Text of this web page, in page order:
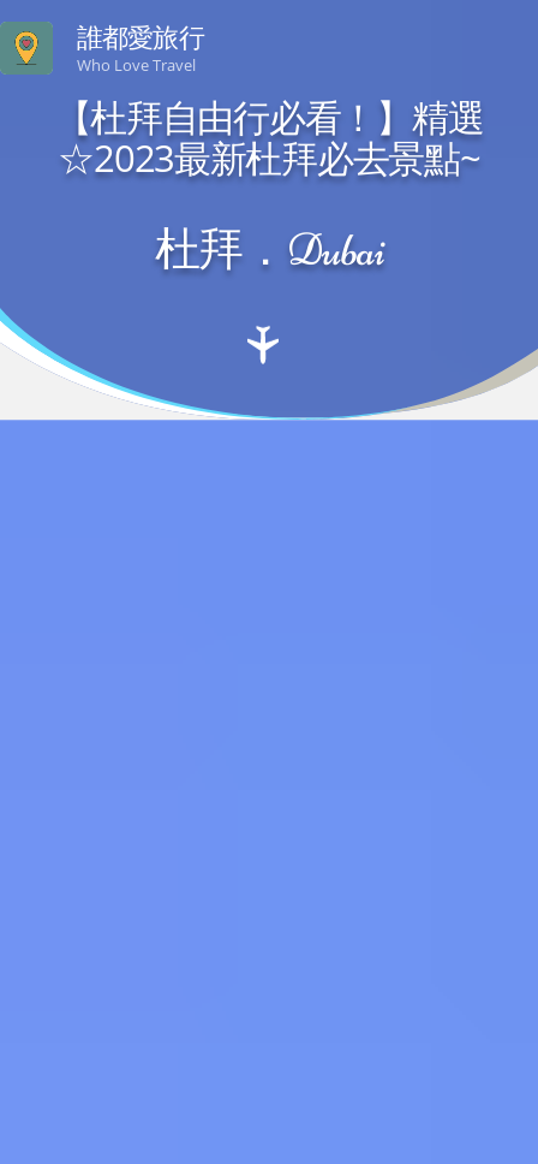
誰都愛旅行
Who Love Travel
【杜拜自由行必看！】精選
☆2023最新杜拜必去景點~
杜拜．Dubai